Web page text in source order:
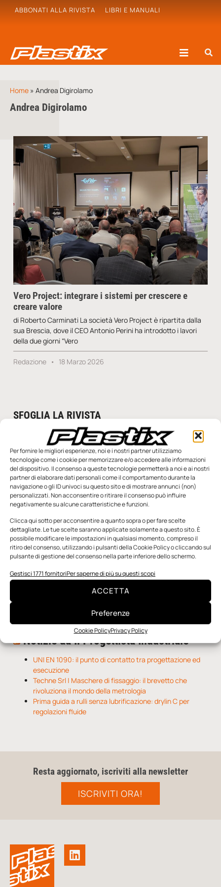
Per fornire le migliori esperienze, noi e i nostri partner utilizziamo
tecnologie come i cookie per memorizzare e/o accedere alle informazioni
del dispositivo. Il consenso a queste tecnologie permetterà a noi e ai nostri
partner di elaborare dati personali come il comportamento durante la
navigazione o gli ID univoci su questo sito e di mostrare annunci (non)
personalizzati. Non acconsentire o ritirare il consenso può influire
negativamente su alcune caratteristiche e funzioni.
Clicca qui sotto per acconsentire a quanto sopra o per fare scelte
dettagliate. Le tue scelte saranno applicate solamente a questo sito. È
possibile modificare le impostazioni in qualsiasi momento, compreso il
ritiro del consenso, utilizzando i pulsanti della Cookie Policy o cliccando sul
pulsante di gestione del consenso nella parte inferiore dello schermo.
Gestisci 1771 fornitoriPer saperne di più su questi scopi
ACCETTA
Preferenze
Cookie PolicyPrivacy Policy
ABBONATI ALLA RIVISTA LIBRI E MANUALI
Home » Andrea Digirolamo
Andrea Digirolamo
Vero Project: integrare i sistemi per crescere e
creare valore
di Roberto Carminati La società Vero Project è ripartita dalla
sua Brescia, dove il CEO Antonio Perini ha introdotto i lavori
della due giorni “Vero
Redazione 18 Marzo 2026
SFOGLIA LA RIVISTA
Edicola Web
Notizie da Meccanicanews
Una nuova mano robotica passa da una pinza all’altra
con un singolo motore
Applicazioni della fluidodinamica computazionale (CFD)
Notizie da Il Progettista Industriale
UNI EN 1090: il punto di contatto tra progettazione ed
esecuzione
Techne Srl | Maschere di fissaggio: il brevetto che
rivoluziona il mondo della metrologia
Prima guida a rulli senza lubrificazione: drylin C per
regolazioni fluide
Resta aggiornato, iscriviti alla newsletter
ISCRIVITI ORA!